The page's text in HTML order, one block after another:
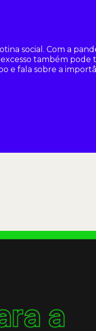
social. Com a
também pode
e fala sobre a